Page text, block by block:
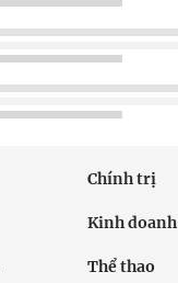
Chính trị
Kinh doanh
Thể thao